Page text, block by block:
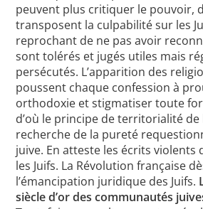
peuvent plus critiquer le pouvoir,
transposent la culpabilité sur les
reprochant de ne pas avoir
sont tolérés et jugés utiles mais
persécutés. L’apparition des
poussent chaque confession à
orthodoxie et stigmatiser toute
d’où le principe de territorialité de
recherche de la pureté
juive. En atteste les écrits violents
les Juifs. La Révolution française
l’émancipation juridique des Juifs.
siècle d’or des communautés